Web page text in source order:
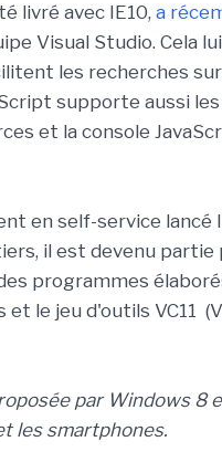
livré avec IE10, a
Visual Studio. Cela
les recherches
supporte aussi
et la console
en self-service lancé
il est devenu partie
programmes
le jeu d'outils VC11
par Windows 8
les smartphones.